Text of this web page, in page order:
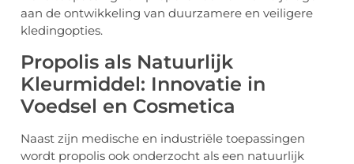
aan de ontwikkeling van duurzamere en veiligere
kledingopties.
Propolis als Natuurlijk
Kleurmiddel: Innovatie in
Voedsel en Cosmetica
Naast zijn medische en industriële toepassingen
wordt propolis ook onderzocht als een natuurlijk